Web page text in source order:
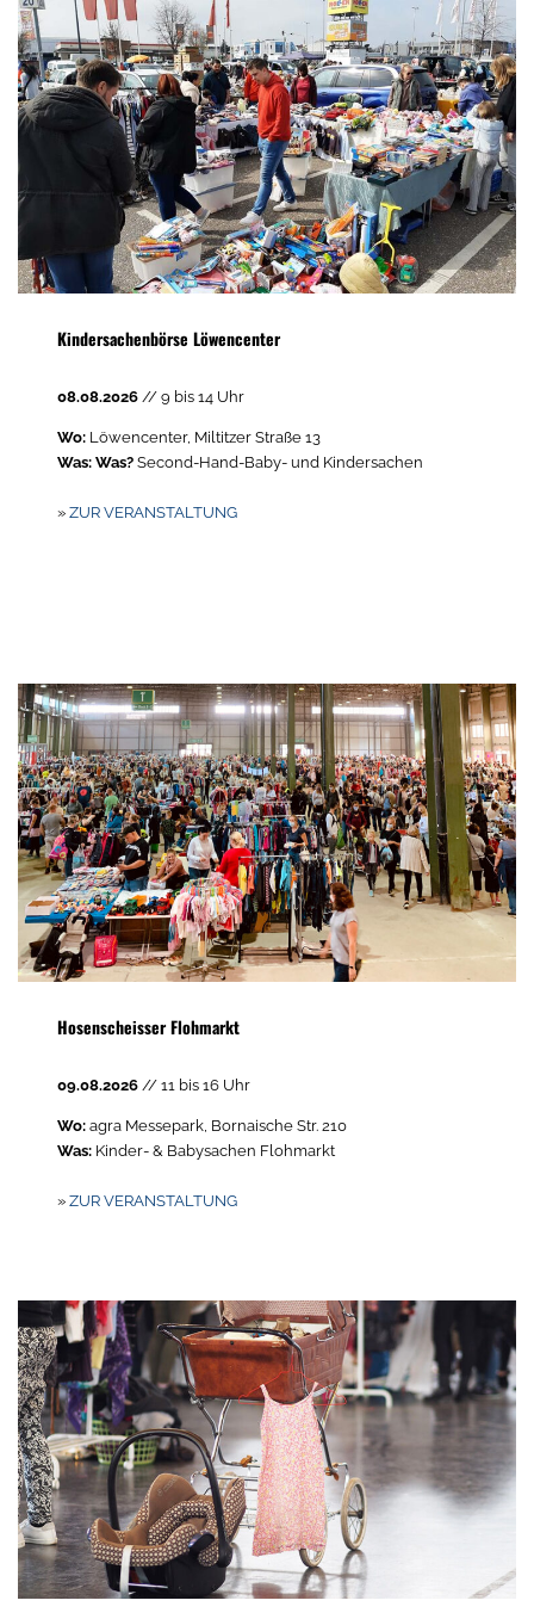
Kindersachenbörse Löwencenter
08.08.2026 // 9 bis 14 Uhr
Wo: Löwencenter, Miltitzer Straße 13
Was: Was? Second-Hand-Baby- und Kindersachen
»ZUR VERANSTALTUNG
Hosenscheisser Flohmarkt
09.08.2026 // 11 bis 16 Uhr
Wo: agra Messepark, Bornaische Str. 210
Was: Kinder- & Babysachen Flohmarkt
»ZUR VERANSTALTUNG